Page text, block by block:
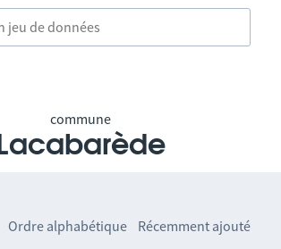
commune
Lacabarède
Ordre alphabétique Récemment ajouté